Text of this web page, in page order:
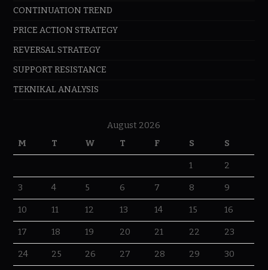
CONTINUATION TREND
PRICE ACTION STRATEGY
REVERSAL STRATEGY
SUPPORT RESISTANCE
TEKNIKAL ANALYSIS
August 2026
M
T W T F S S
1 2
3 4 5 6 7 8 9
10 11 12 13 14 15 16
17 18 19 20 21 22 23
24 25 26 27 28 29 30